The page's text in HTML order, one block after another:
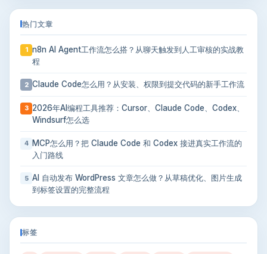
热门文章
1
n8n AI Agent工作流怎么搭？从聊天触发到人工审核的实战教
程
2 Claude Code怎么用？从安装、权限到提交代码的新手工作流
3 2026年AI编程工具推荐：Cursor、Claude Code、Codex、
Windsurf怎么选
4 MCP怎么用？把 Claude Code 和 Codex 接进真实工作流的
入门路线
5 AI 自动发布 WordPress 文章怎么做？从草稿优化、图片生成
到标签设置的完整流程
标签